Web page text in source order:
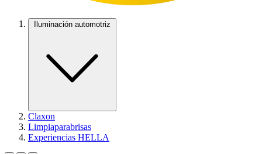
Iluminación automotriz
Claxon
Limpiaparabrisas
Experiencias HELLA